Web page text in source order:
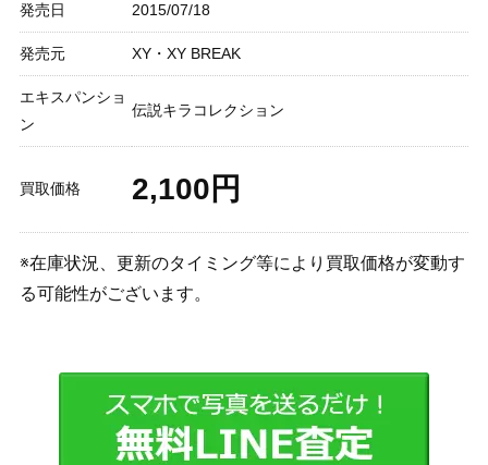
発売日 2015/07/18
発売元 XY・XY BREAK
エキスパンショ
ン
伝説キラコレクション
買取価格 2,100円
※在庫状況、更新のタイミング等により買取価格が変動す
る可能性がございます。